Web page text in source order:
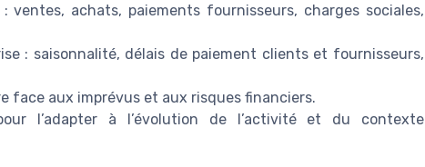
ventes, achats, paiements fournisseurs, charges sociales,
: saisonnalité, délais de paiement clients et fournisseurs,
face aux imprévus et aux risques financiers.
l’adapter à l’évolution de l’activité et du contexte